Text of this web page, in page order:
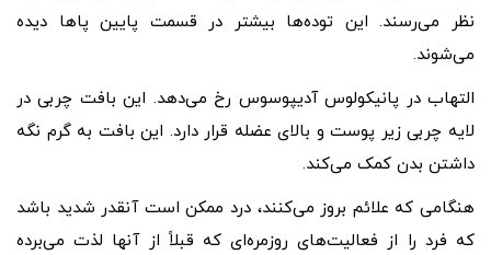
نظر می‌رسند. این توده‌ها بیشتر در قسمت پایین پاها دیده
می‌شوند.
التهاب در پانیکولوس آدیپوسوس رخ می‌دهد. این بافت چربی در
لایه چربی زیر پوست و بالای عضله قرار دارد. این بافت به گرم نگه
داشتن بدن کمک می‌کند.
هنگامی که علائم بروز می‌کنند، درد ممکن است آنقدر شدید باشد
که فرد را از فعالیت‌های روزمره‌ای که قبلاً از آنها لذت می‌برده